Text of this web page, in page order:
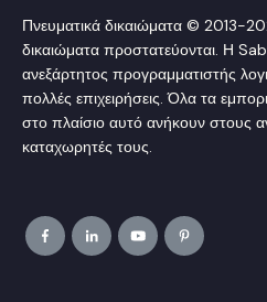
Πνευματικά δικαιώματα © 2013-
δικαιώματα προστατεύονται. Η
ανεξάρτητος προγραμματιστής
πολλές επιχειρήσεις. Όλα τα
στο πλαίσιο αυτό ανήκουν στους
καταχωρητές τους.